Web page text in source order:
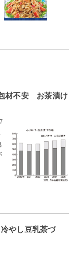
材不安 お茶漬け
やし豆乳茶づ